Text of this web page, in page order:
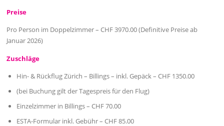
Preise
Pro Person im Doppelzimmer – CHF 3970.00 (Definitive Preise ab
Januar 2026)
Zuschläge
Hin- & Rückflug Zürich – Billings – inkl. Gepäck – CHF 1350.00
(bei Buchung gilt der Tagespreis für den Flug)
Einzelzimmer in Billings – CHF 70.00
ESTA-Formular inkl. Gebühr – CHF 85.00